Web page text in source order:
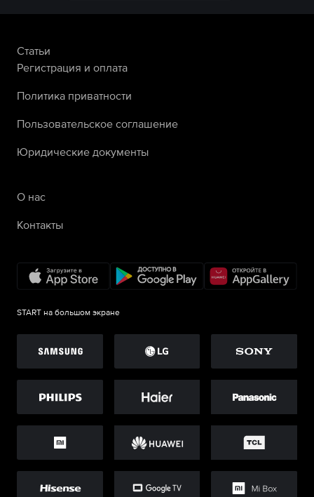
Статьи
Регистрация и оплата
Политика приватности
Пользовательское соглашение
Юридические документы
О нас
Контакты
START на большом экране